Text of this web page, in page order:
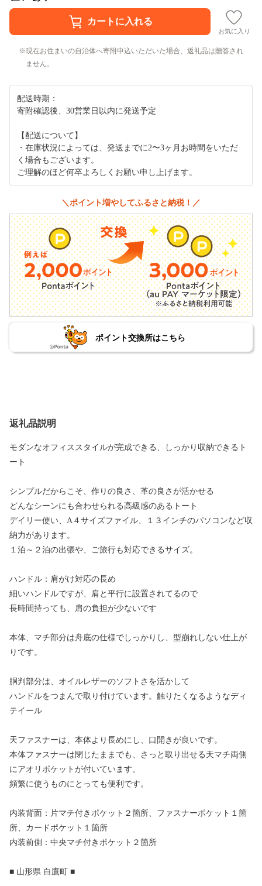
お気に入り
現在お住まいの自治体へ寄附申込いただいた場合、返礼品は贈答され
ません。
配送時期：
寄附確認後、30営業日以内に発送予定
【配送について】
・在庫状況によっては、発送までに2〜3ヶ月お時間をいただ
く場合もございます。
ご理解のほど何卒よろしくお願い申し上げます。
＼ポイント増やしてふるさと納税！／
ポイント交換所はこちら
返礼品説明
モダンなオフィススタイルが完成できる、しっかり収納できるト
ート
シンプルだからこそ、作りの良さ、革の良さが活かせる
どんなシーンにも合わせられる高級感のあるトート
デイリー使い、A４サイズファイル、１３インチのパソコンなど収
納力があります。
１泊～２泊の出張や、ご旅行も対応できるサイズ。
ハンドル：肩がけ対応の長め
細いハンドルですが、肩と平行に設置されてるので
長時間持っても、肩の負担が少ないです
本体、マチ部分は舟底の仕様でしっかりし、型崩れしない仕上が
りです。
胴判部分は、オイルレザーのソフトさを活かして
ハンドルをつまんで取り付けています。触りたくなるようなディ
テイール
天ファスナーは、本体より長めにし、口開きが良いです。
本体ファスナーは閉じたままでも、さっと取り出せる天マチ両側
にアオリポケットが付いています。
頻繁に使うものにとっても便利です。
内装背面：片マチ付きポケット２箇所、ファスナーポケット１箇
所、カードポケット１箇所
内装前側：中央マチ付きポケット２箇所
■ 山形県 白鷹町 ■